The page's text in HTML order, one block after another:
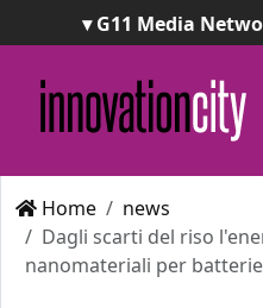
▾ G11 Media
ImpresaCity |
Awards
Italian Project
Awards
Home
news
Dagli scarti del riso
nanomateriali per